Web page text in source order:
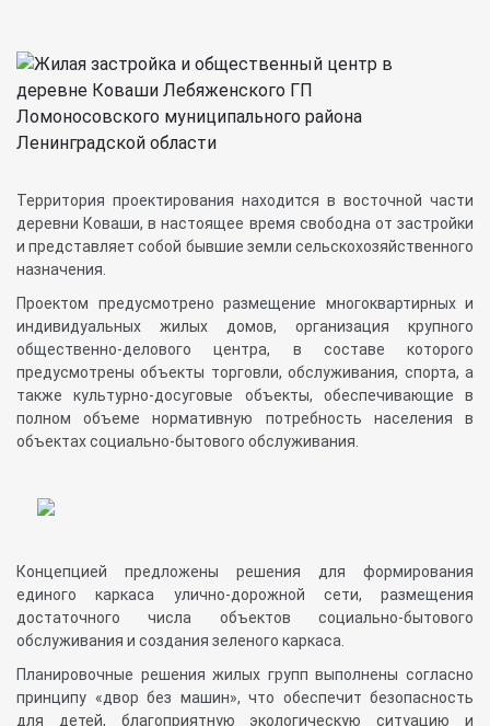
Территория проектирования находится в восточной части
деревни Коваши, в настоящее время свободна от застройки
и представляет собой бывшие земли сельскохозяйственного
назначения.
Проектом предусмотрено размещение многоквартирных и
индивидуальных жилых домов, организация крупного
общественно-делового центра, в составе которого
предусмотрены объекты торговли, обслуживания, спорта, а
также культурно-досуговые объекты, обеспечивающие в
полном объеме нормативную потребность населения в
объектах социально-бытового обслуживания.
Концепцией предложены решения для формирования
единого каркаса улично-дорожной сети, размещения
достаточного числа объектов социально-бытового
обслуживания и создания зеленого каркаса.
Планировочные решения жилых групп выполнены согласно
принципу «двор без машин», что обеспечит безопасность
для детей, благоприятную экологическую ситуацию и